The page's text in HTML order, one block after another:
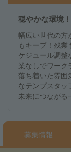
穏やかな環境
幅広い世代の
もキープ！残
ケジュール調
業なしでワーク
落ち着いた雰囲
なテンプスタッ
未来につながる
募集情報